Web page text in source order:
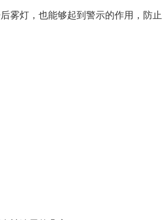
雾灯，也能够起到警示的作用，防止